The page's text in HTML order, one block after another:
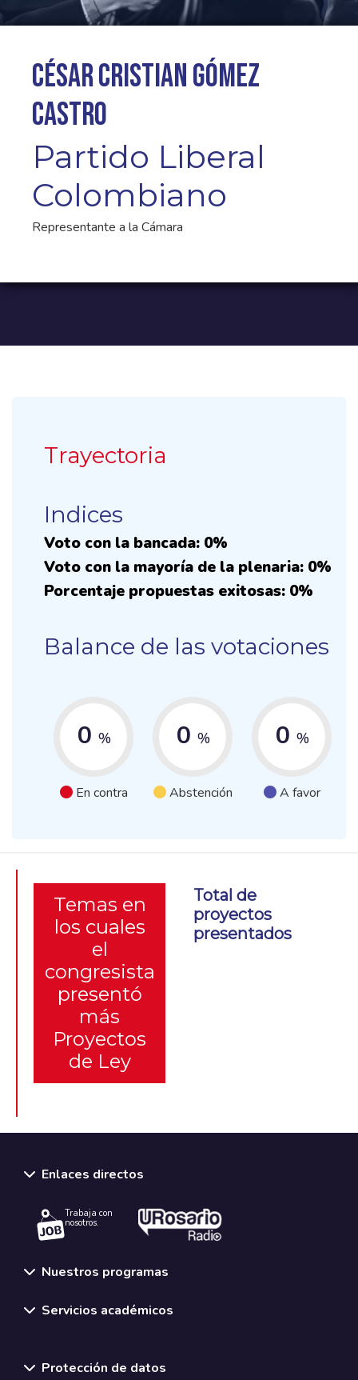
César Cristian Gómez
Castro
Partido Liberal
Colombiano
Representante a la Cámara
Trayectoria
Indices
Voto con la bancada: 0%
Voto con la mayoría de la plenaria: 0%
Porcentaje propuestas exitosas: 0%
Balance de las votaciones
0 %
En contra
0 %
Abstención
0 %
A favor
Temas en
los cuales
el
congresista
presentó
más
Proyectos
de Ley
Total de
proyectos
presentados
Enlaces directos
Trabaja con
nosotros.
Nuestros programas
Servicios académicos
Protección de datos